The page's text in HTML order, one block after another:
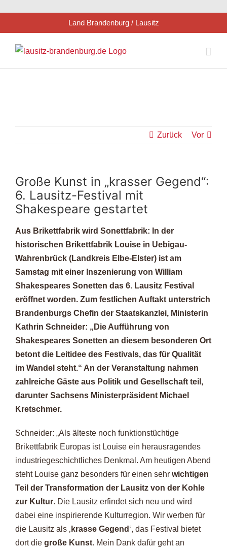
Inhalt
springen
Land Brandenburg / Lausitz
Zurück Vor
Große Kunst in „krasser Gegend“:
6. Lausitz-Festival mit
Shakespeare gestartet
Aus Brikettfabrik wird Sonettfabrik: In der
historischen Brikettfabrik Louise in Uebigau-
Wahrenbrück (Landkreis Elbe-Elster) ist am
Samstag mit einer Inszenierung von William
Shakespeares Sonetten das 6. Lausitz Festival
eröffnet worden. Zum festlichen Auftakt unterstrich
Brandenburgs Chefin der Staatskanzlei, Ministerin
Kathrin Schneider: „Die Aufführung von
Shakespeares Sonetten an diesem besonderen Ort
betont die Leitidee des Festivals, das für Qualität
im Wandel steht.“ An der Veranstaltung nahmen
zahlreiche Gäste aus Politik und Gesellschaft teil,
darunter Sachsens Ministerpräsident Michael
Kretschmer.
Schneider: „Als älteste noch funktionstüchtige
Brikettfabrik Europas ist Louise ein herausragendes
industriegeschichtliches Denkmal. Am heutigen Abend
steht Louise ganz besonders für einen sehr wichtigen
Teil der Transformation der Lausitz von der Kohle
zur Kultur. Die Lausitz erfindet sich neu und wird
dabei eine inspirierende Kulturregion. Wir werben für
die Lausitz als ‚ krasse Gegend ‘, das Festival bietet
dort die große Kunst. Mein Dank dafür geht an